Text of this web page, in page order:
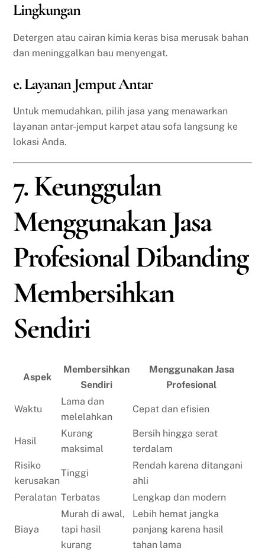
Lingkungan
Detergen atau cairan kimia keras bisa merusak bahan
dan meninggalkan bau menyengat.
e. Layanan Jemput Antar
Untuk memudahkan, pilih jasa yang menawarkan
layanan antar-jemput karpet atau sofa langsung ke
lokasi Anda.
7. Keunggulan
Menggunakan Jasa
Profesional Dibanding
Membersihkan
Sendiri
Aspek
Membersihkan
Sendiri
Menggunakan Jasa
Profesional
Waktu
Lama dan
melelahkan
Cepat dan efisien
Hasil
Kurang
maksimal
Bersih hingga serat
terdalam
Risiko
kerusakan
Tinggi
Rendah karena ditangani
ahli
Peralatan Terbatas Lengkap dan modern
Biaya
Murah di awal,
tapi hasil
kurang
Lebih hemat jangka
panjang karena hasil
tahan lama